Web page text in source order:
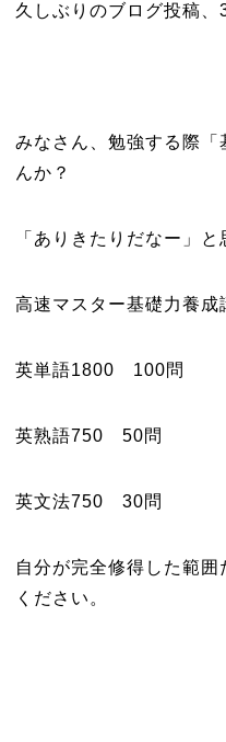
久しぶりのブログ投稿、
みなさん、勉強する際
んか？
「ありきたりだなー」と
高速マスター基礎力養成
英単語1800 100問
英熟語750 50問
英文法750 30問
自分が完全修得した範
ください。